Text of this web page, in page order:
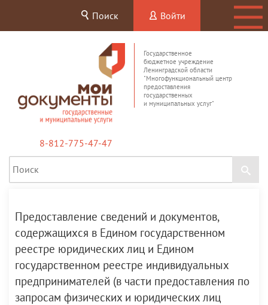
Поиск Войти
Государственное
бюджетное учреждение
Ленинградской области
"Многофункциональный центр
предоставления
государственных
и муниципальных услуг"
8-812-775-47-47
Предоставление сведений и документов,
содержащихся в Едином государственном
реестре юридических лиц и Едином
государственном реестре индивидуальных
предпринимателей (в части предоставления по
запросам физических и юридических лиц